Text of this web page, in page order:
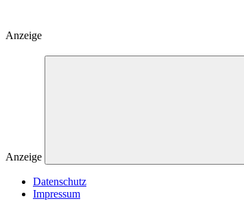
Anzeige
Anzeige
Datenschutz
Impressum